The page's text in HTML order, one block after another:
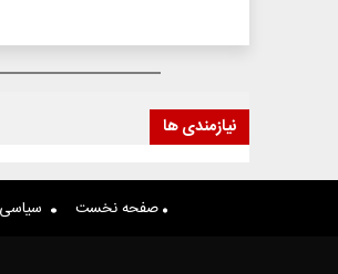
نیازمندی ها
صفحه نخست سیاسی